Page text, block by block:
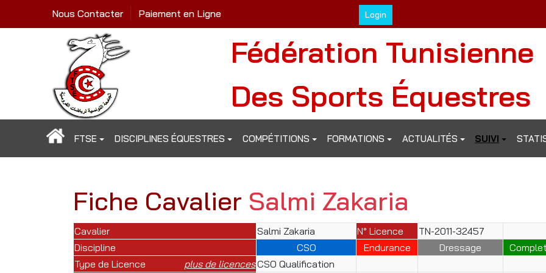
Login
Nous Contacter Paiement en Ligne
Fédération Tunisienne
Des Sports Équestres
FTSE DISCIPLINES ÉQUESTRES COMPÉTITIONS FORMATIONS ACTUALITÉS SUIVI
Fiche Cavalier Salmi Zakaria
Cavalier Salmi Zakaria N° Licence
TN-2011-32457
Discipline
CSO Endurance Dressage Complet
Type de Licence
plus de licencesCSO Qualification